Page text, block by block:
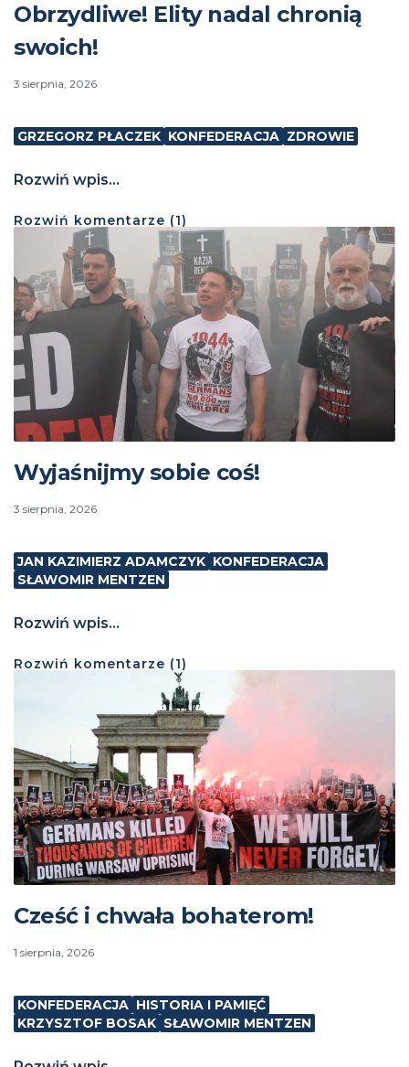
Obrzydliwe! Elity nadal chronią
swoich!
3 sierpnia, 2026
GRZEGORZ PŁACZEK KONFEDERACJA ZDROWIE
Rozwiń wpis...
Rozwiń komentarze (1)
Wyjaśnijmy sobie coś!
3 sierpnia, 2026
JAN KAZIMIERZ ADAMCZYK KONFEDERACJA
SŁAWOMIR MENTZEN
Rozwiń wpis...
Rozwiń komentarze (1)
Cześć i chwała bohaterom!
1 sierpnia, 2026
KONFEDERACJA HISTORIA I PAMIĘĆ
KRZYSZTOF BOSAK SŁAWOMIR MENTZEN